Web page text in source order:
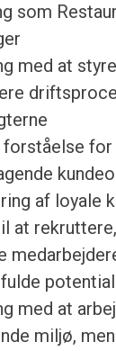
som
med at
for
af loyale
at
med at
miljø,